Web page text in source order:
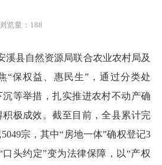
览量： 188
县自然资源局联合农业农村局及
“保权益、惠民生”，通过分类处
等举措，扎实推进农村不动产确
极成效。截至目前，全县累计完
宗，其中“房地一体”确权登记3
口头约定”变为法律保障，以“产权